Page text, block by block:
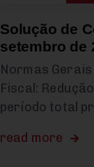
Solução de
setembro de
Normas
Fiscal:
período total
read more